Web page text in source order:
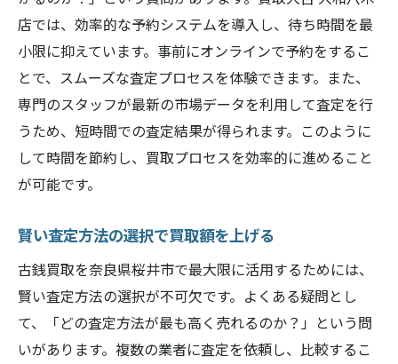
店では、効率的な予約システムを導入し、待ち時間を最
小限に抑えています。事前にオンラインで予約をするこ
とで、スムーズな査定プロセスを体験できます。また、
専門のスタッフが最新の市場データを利用して査定を行
うため、短時間での査定結果が得られます。このように
して時間を節約し、買取プロセスを効率的に進めること
が可能です。
賢い査定方法の選択で買取額を上げる
古銭買取を奈良県桜井市で最大限に活用するためには、
賢い査定方法の選択が不可欠です。よくある疑問とし
て、「どの査定方法が最も高く売れるのか？」という問
いがあります。複数の業者に査定を依頼し、比較するこ